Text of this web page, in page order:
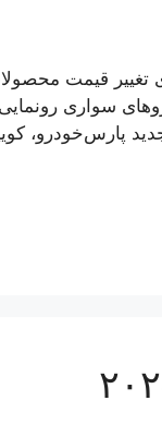
قیمت
سواری